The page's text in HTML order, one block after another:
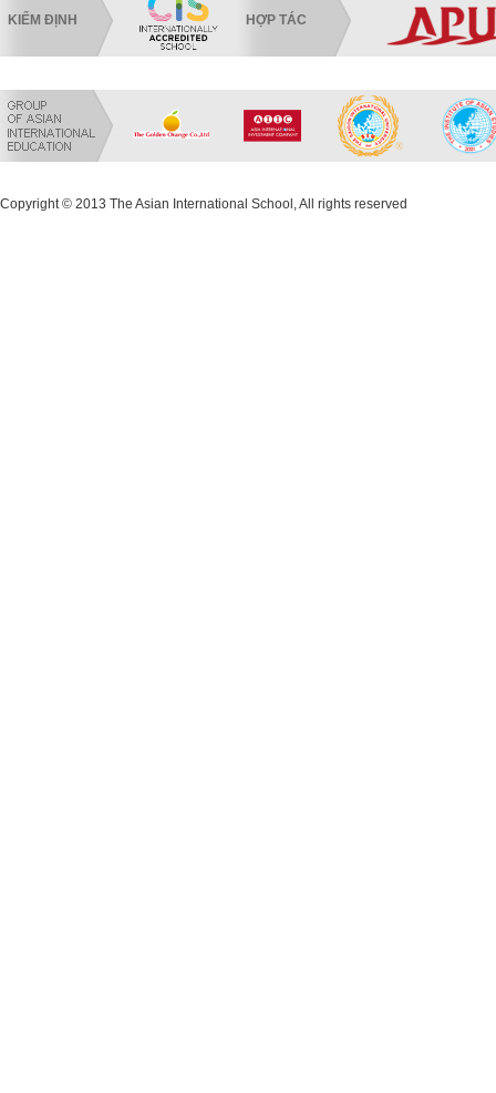
KIỂM ĐỊNH HỢP TÁC
Copyright © 2013 The Asian International School, All rights reserved